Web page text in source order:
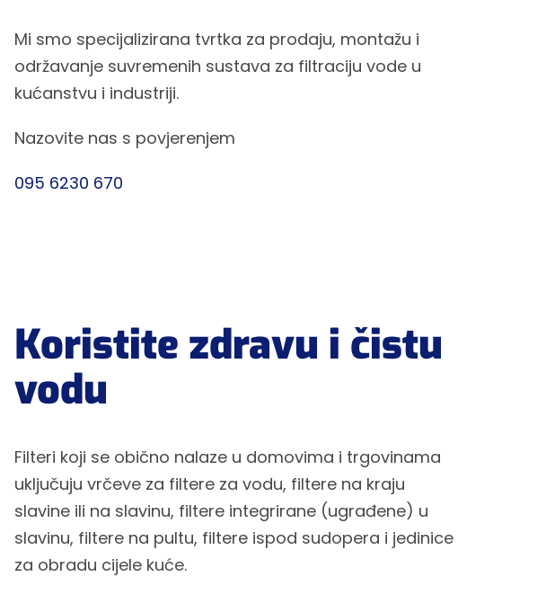
Mi smo specijalizirana tvrtka za prodaju, montažu i
održavanje suvremenih sustava za filtraciju vode u
kućanstvu i industriji.
Nazovite nas s povjerenjem
095 6230 670
Koristite zdravu i čistu
vodu
Filteri koji se obično nalaze u domovima i trgovinama
uključuju vrčeve za filtere za vodu, filtere na kraju
slavine ili na slavinu, filtere integrirane (ugrađene) u
slavinu, filtere na pultu, filtere ispod sudopera i jedinice
za obradu cijele kuće.